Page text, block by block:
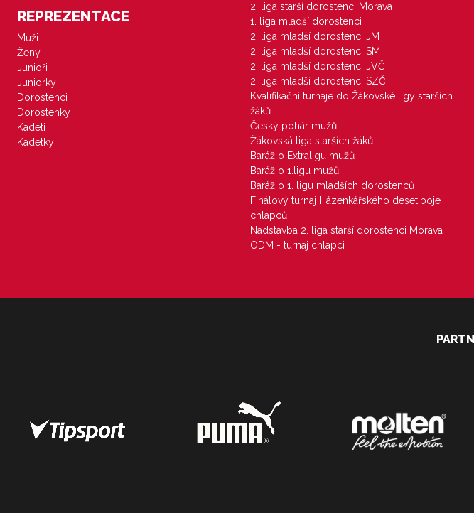
REPREZENTACE
Muži
Ženy
Junioři
Juniorky
Dorostenci
Dorostenky
Kadeti
Kadetky
2. liga starší dorostenci Morava
1. liga mladší dorostenci
2. liga mladší dorostenci JM
2. liga mladší dorostenci SM
2. liga mladší dorostenci JVČ
2. liga mladší dorostenci SZČ
Kvalifikační turnaje do Žákovské ligy starších
žáků
Český pohár mužů
Žákovská liga starších žáků
Baráž o Extraligu mužů
Baráž o 1.ligu mužů
Baráž o 1. ligu mladších dorostenců
Finálový turnaj Házenkářského desetiboje
chlapců
Nadstavba 2. liga starší dorostenci Morava
ODM - turnaj chlapci